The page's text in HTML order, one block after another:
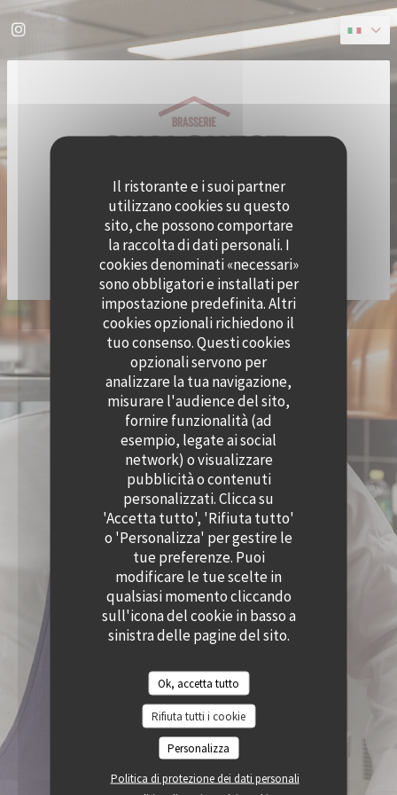
Personalizzazione delle tue scelte sui cookie
Il ristorante e i suoi partner
utilizzano cookies su questo
sito, che possono comportare
la raccolta di dati personali. I
cookies denominati «necessari»
sono obbligatori e installati per
impostazione predefinita. Altri
cookies opzionali richiedono il
tuo consenso. Questi cookies
opzionali servono per
analizzare la tua navigazione,
misurare l'audience del sito,
fornire funzionalità (ad
esempio, legate ai social
network) o visualizzare
pubblicità o contenuti
personalizzati. Clicca su
'Accetta tutto', 'Rifiuta tutto'
o 'Personalizza' per gestire le
tue preferenze. Puoi
modificare le tue scelte in
qualsiasi momento cliccando
sull'icona del cookie in basso a
sinistra delle pagine del sito.
Ok, accetta tutto
Rifiuta tutti i cookie
Personalizza
Politica di protezione dei dati personali
Instagram ((apre una nuova finestra))
© 2026 QUAI OUEST — CREAZIONE DEL SITO INTERNET RISTORANTE CON
ZENCHEF((APRE UNA NUOVA FINESTRA))
NOTE LEGALI
((APRE UNA NUOVA FINESTRA))
TERMINI DI UTILIZZO
((APRE UNA NUOVA FINESTRA))
POLITICA DI PROTEZIONE DEI DATI PERSONALI
((APRE UNA NUOVA FINESTRA))
INFORMATIVA SUI COOKIE
ACCESSIBILITA
((APRE UNA NUOVA FINESTRA))